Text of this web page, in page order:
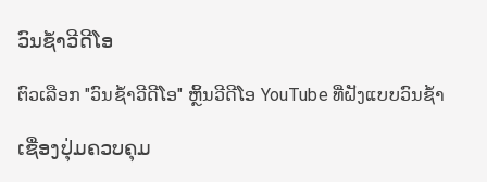
ວົນຊ້ຳວີດີໂອ
ຕົວເລືອກ "ວົນຊ້ຳວີດີໂອ" ຫຼິ້ນວີດີໂອ YouTube ທີ່ຝັງແບບວົນຊ້ຳ
ເຊື່ອງປຸ່ມຄວບຄຸມ